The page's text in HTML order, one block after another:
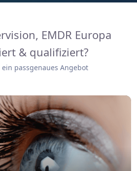
EMDR Europa
& qualifiziert?
ein passgenaues Angebot